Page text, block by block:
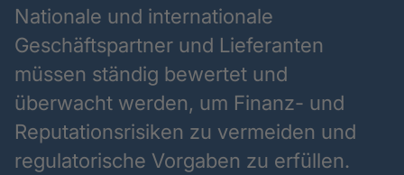
Nationale und internationale
Geschäftspartner und Lieferanten
müssen ständig bewertet und
überwacht werden, um Finanz- und
Reputationsrisiken zu vermeiden und
regulatorische Vorgaben zu erfüllen.